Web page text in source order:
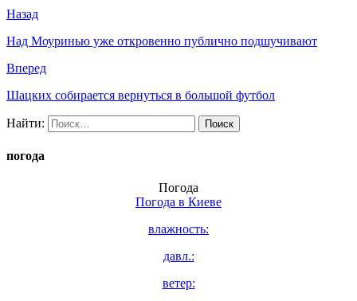
Назад
Над Моуринью уже откровенно публично подшучивают
Вперед
Шацких собирается вернуться в большой футбол
Найти:
погода
Погода
Погода в Киеве
влажность:
давл.:
ветер: